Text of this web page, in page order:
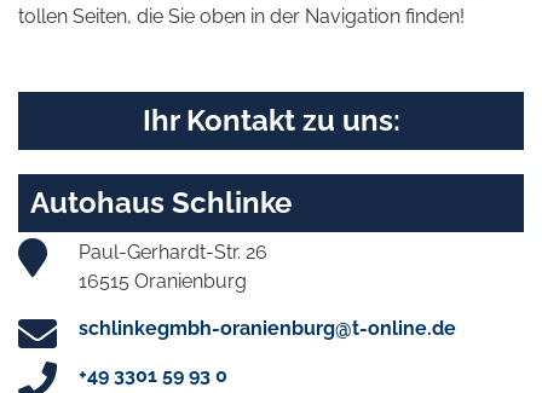
tollen Seiten, die Sie oben in der Navigation finden!
Ihr Kontakt zu uns:
Autohaus Schlinke
Paul-Gerhardt-Str. 26
16515 Oranienburg
schlinkegmbh-oranienburg@t-online.de
+49 3301 59 93 0